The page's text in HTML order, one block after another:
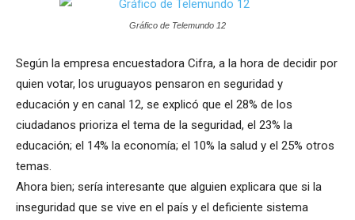
Gráfico de Telemundo 12
Según la empresa encuestadora Cifra, a la hora de decidir por
quien votar, los uruguayos pensaron en seguridad y
educación y en canal 12, se explicó que el 28% de los
ciudadanos prioriza el tema de la seguridad, el 23% la
educación; el 14% la economía; el 10% la salud y el 25% otros
temas.
Ahora bien; sería interesante que alguien explicara que si la
inseguridad que se vive en el país y el deficiente sistema